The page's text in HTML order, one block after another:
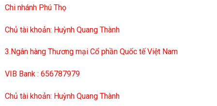
Chi nhánh Phú Thọ
Chủ tài khoản: Huỳnh Quang Thành
3.Ngân hàng Thương mại Cổ phần Quốc tế Việt Nam
VIB Bank : 656787979
Chủ tài khoản: Huỳnh Quang Thành